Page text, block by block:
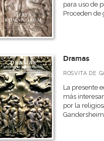
para uso de
Proceden de
Dramas
ROSVITA DE
La presente
más
por la
Gandersheim